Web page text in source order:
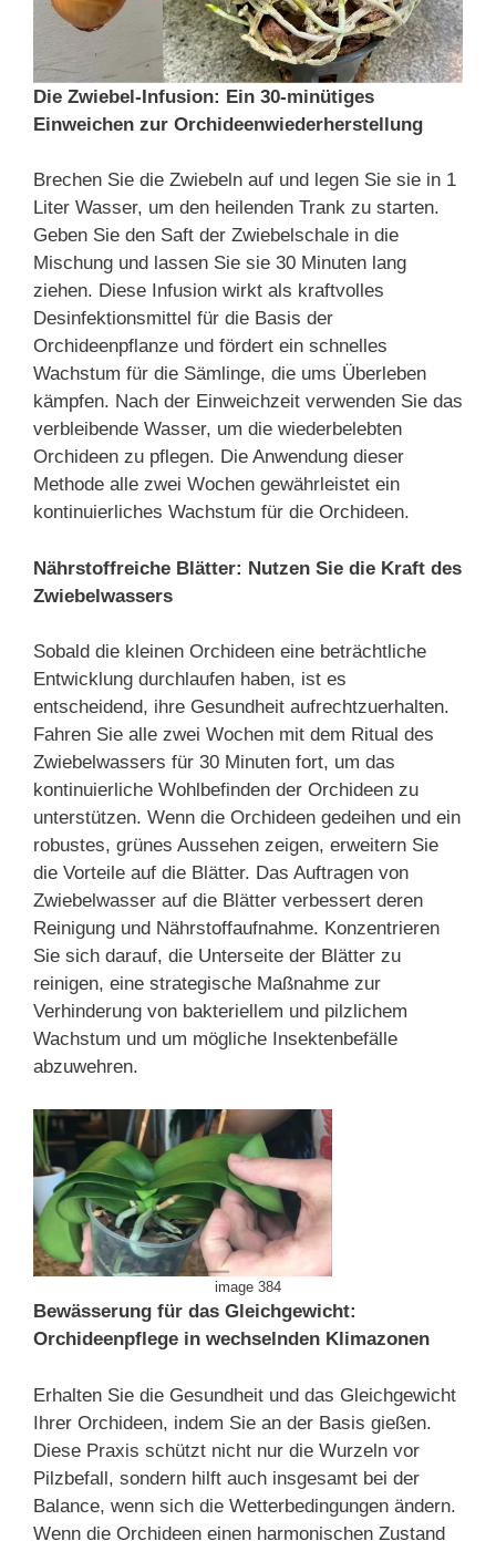
Die Zwiebel-Infusion: Ein 30-minütiges
Einweichen zur Orchideenwiederherstellung
Brechen Sie die Zwiebeln auf und legen Sie sie in 1
Liter Wasser, um den heilenden Trank zu starten.
Geben Sie den Saft der Zwiebelschale in die
Mischung und lassen Sie sie 30 Minuten lang
ziehen. Diese Infusion wirkt als kraftvolles
Desinfektionsmittel für die Basis der
Orchideenpflanze und fördert ein schnelles
Wachstum für die Sämlinge, die ums Überleben
kämpfen. Nach der Einweichzeit verwenden Sie das
verbleibende Wasser, um die wiederbelebten
Orchideen zu pflegen. Die Anwendung dieser
Methode alle zwei Wochen gewährleistet ein
kontinuierliches Wachstum für die Orchideen.
Nährstoffreiche Blätter: Nutzen Sie die Kraft des
Zwiebelwassers
Sobald die kleinen Orchideen eine beträchtliche
Entwicklung durchlaufen haben, ist es
entscheidend, ihre Gesundheit aufrechtzuerhalten.
Fahren Sie alle zwei Wochen mit dem Ritual des
Zwiebelwassers für 30 Minuten fort, um das
kontinuierliche Wohlbefinden der Orchideen zu
unterstützen. Wenn die Orchideen gedeihen und ein
robustes, grünes Aussehen zeigen, erweitern Sie
die Vorteile auf die Blätter. Das Auftragen von
Zwiebelwasser auf die Blätter verbessert deren
Reinigung und Nährstoffaufnahme. Konzentrieren
Sie sich darauf, die Unterseite der Blätter zu
reinigen, eine strategische Maßnahme zur
Verhinderung von bakteriellem und pilzlichem
Wachstum und um mögliche Insektenbefälle
abzuwehren.
image 384
Bewässerung für das Gleichgewicht:
Orchideenpflege in wechselnden Klimazonen
Erhalten Sie die Gesundheit und das Gleichgewicht
Ihrer Orchideen, indem Sie an der Basis gießen.
Diese Praxis schützt nicht nur die Wurzeln vor
Pilzbefall, sondern hilft auch insgesamt bei der
Balance, wenn sich die Wetterbedingungen ändern.
Wenn die Orchideen einen harmonischen Zustand